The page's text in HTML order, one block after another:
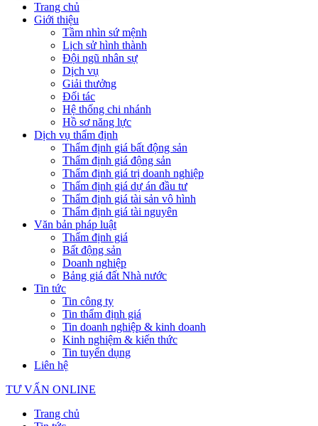
Trang chủ
Giới thiệu
Tầm nhìn sứ mệnh
Lịch sử hình thành
Đội ngũ nhân sự
Dịch vụ
Giải thưởng
Đối tác
Hệ thống chi nhánh
Hồ sơ năng lực
Dịch vụ thẩm định
Thẩm định giá bất động sản
Thẩm định giá động sản
Thẩm định giá trị doanh nghiệp
Thẩm định giá dự án đầu tư
Thẩm định giá tài sản vô hình
Thẩm định giá tài nguyên
Văn bản pháp luật
Thẩm định giá
Bất động sản
Doanh nghiệp
Bảng giá đất Nhà nước
Tin tức
Tin công ty
Tin thẩm định giá
Tin doanh nghiệp & kinh doanh
Kinh nghiệm & kiến thức
Tin tuyển dụng
Liên hệ
TƯ VẤN ONLINE
Trang chủ